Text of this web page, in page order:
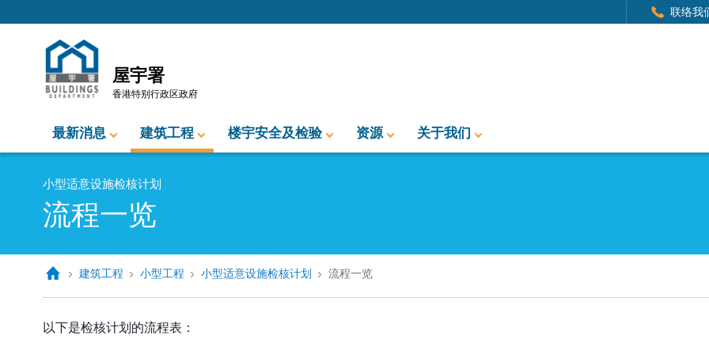
联络我
屋宇署
香港特别行政区政府
最新消息 建筑工程 楼宇安全及检验 资源 关于我们
小型适意设施检核计划
流程一览
建筑工程 小型工程 小型适意设施检核计划 流程一览
以下是检核计划的流程表：